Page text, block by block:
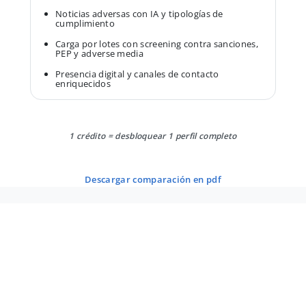
Noticias adversas con IA y tipologías de
cumplimiento
Carga por lotes con screening contra sanciones,
PEP y adverse media
Presencia digital y canales de contacto
enriquecidos
1 crédito = desbloquear 1 perfil completo
descargar comparación en pdf